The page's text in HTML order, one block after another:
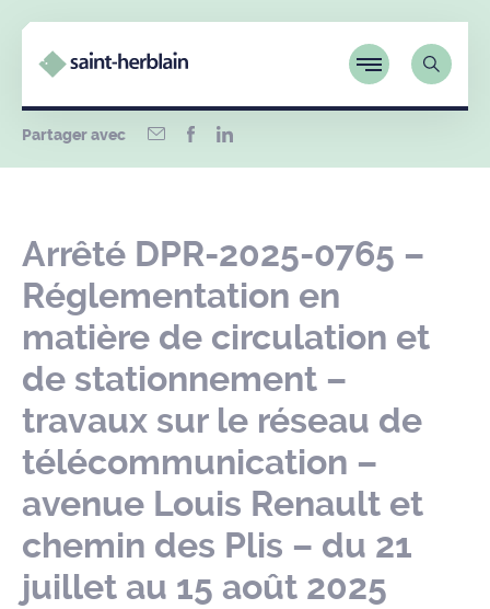
Partager avec
Arrêté DPR-2025-0765 –
Réglementation en
matière de circulation et
de stationnement –
travaux sur le réseau de
télécommunication –
avenue Louis Renault et
chemin des Plis – du 21
juillet au 15 août 2025